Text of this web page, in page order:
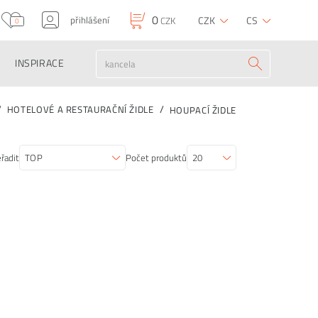
0 přihlášení 0CZK CZK CS
INSPIRACE
HOTELOVÉ A RESTAURAČNÍ ŽIDLE HOUPACÍ ŽIDLE
Počet produktů